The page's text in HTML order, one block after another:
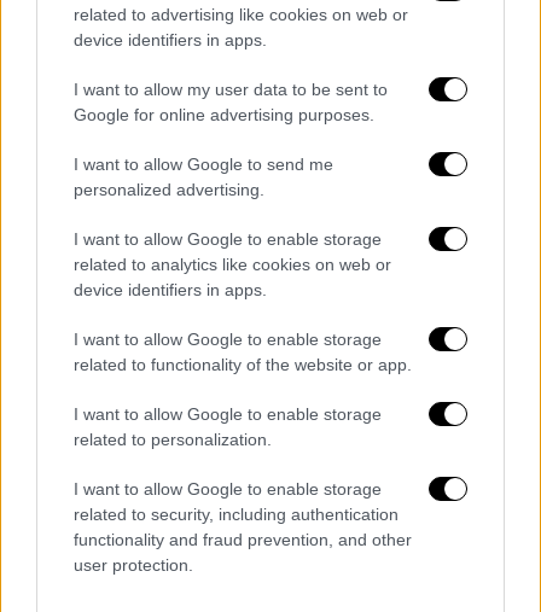
related to advertising like cookies on web or
device identifiers in apps.
I want to allow my user data to be sent to
Google for online advertising purposes.
I want to allow Google to send me
personalized advertising.
I want to allow Google to enable storage
related to analytics like cookies on web or
device identifiers in apps.
I want to allow Google to enable storage
related to functionality of the website or app.
I want to allow Google to enable storage
related to personalization.
I want to allow Google to enable storage
related to security, including authentication
functionality and fraud prevention, and other
user protection.
«Εγώ αν θες να σου απαντήσω σοβαρά
ποιοι βάζουν υποψηφιότητά
κανένας από όλους αυτούς δεν μπορεί να
είναι οσυνεκτικός κρίκοςπου χρειάζεται η
υπόλοιποι από κάτω, τότε θα βάλω και εγώ
υποψηφιότητα», συνέχισε ο Δημήτρης
Παπανώτας, που αποπέμφθηκε από το
ευρωψηφοδέλτιο του ΣΥΡΙΖΑ το 2024
επειδή σεξιστικές δηλώσεις που είχε κάνει
στο παρελθόν προκάλεσαν δυσαρέσκεια
μέσα στους κόλπους του κόμματος.
Πάντως, παρά το γεγονός ότι σκέφτεται να
διεκδικήσει την προεδρία του
αποκάλυψε ότι στις ευρωεκλογές του 2024
ψήφισε ...ΠΑΣΟΚ, επειδή ήθελε να δείξει τη
δυσαρέσκεια του στο πρόσωπο του
Κασσελάκη.